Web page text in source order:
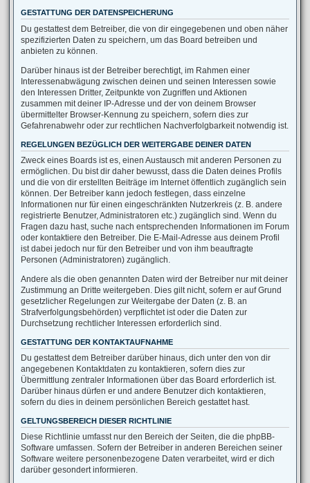
GESTATTUNG DER DATENSPEICHERUNG
Du gestattest dem Betreiber, die von dir eingegebenen und oben näher
spezifizierten Daten zu speichern, um das Board betreiben und
anbieten zu können.
Darüber hinaus ist der Betreiber berechtigt, im Rahmen einer
Interessenabwägung zwischen deinen und seinen Interessen sowie
den Interessen Dritter, Zeitpunkte von Zugriffen und Aktionen
zusammen mit deiner IP-Adresse und der von deinem Browser
übermittelter Browser-Kennung zu speichern, sofern dies zur
Gefahrenabwehr oder zur rechtlichen Nachverfolgbarkeit notwendig ist.
REGELUNGEN BEZÜGLICH DER WEITERGABE DEINER DATEN
Zweck eines Boards ist es, einen Austausch mit anderen Personen zu
ermöglichen. Du bist dir daher bewusst, dass die Daten deines Profils
und die von dir erstellten Beiträge im Internet öffentlich zugänglich sein
können. Der Betreiber kann jedoch festlegen, dass einzelne
Informationen nur für einen eingeschränkten Nutzerkreis (z. B. andere
registrierte Benutzer, Administratoren etc.) zugänglich sind. Wenn du
Fragen dazu hast, suche nach entsprechenden Informationen im Forum
oder kontaktiere den Betreiber. Die E-Mail-Adresse aus deinem Profil
ist dabei jedoch nur für den Betreiber und von ihm beauftragte
Personen (Administratoren) zugänglich.
Andere als die oben genannten Daten wird der Betreiber nur mit deiner
Zustimmung an Dritte weitergeben. Dies gilt nicht, sofern er auf Grund
gesetzlicher Regelungen zur Weitergabe der Daten (z. B. an
Strafverfolgungsbehörden) verpflichtet ist oder die Daten zur
Durchsetzung rechtlicher Interessen erforderlich sind.
GESTATTUNG DER KONTAKTAUFNAHME
Du gestattest dem Betreiber darüber hinaus, dich unter den von dir
angegebenen Kontaktdaten zu kontaktieren, sofern dies zur
Übermittlung zentraler Informationen über das Board erforderlich ist.
Darüber hinaus dürfen er und andere Benutzer dich kontaktieren,
sofern du dies in deinem persönlichen Bereich gestattet hast.
GELTUNGSBEREICH DIESER RICHTLINIE
Diese Richtlinie umfasst nur den Bereich der Seiten, die die phpBB-
Software umfassen. Sofern der Betreiber in anderen Bereichen seiner
Software weitere personenbezogene Daten verarbeitet, wird er dich
darüber gesondert informieren.